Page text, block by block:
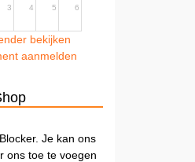
3 4 5 6
bekijken
aanmelden
Je kan ons
ons toe te voegen